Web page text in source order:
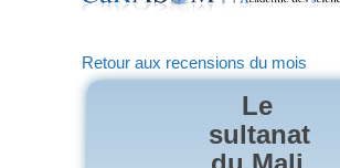
Retour aux recensions du mois
Le
sultanat